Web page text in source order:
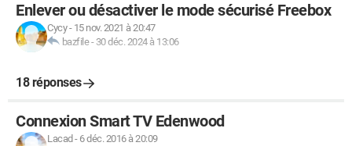
Enlever ou désactiver le mode sécurisé Freebox
Cycy- 15 nov. 2021 à 20:47
bazfile- 30 déc. 2024 à 13:06
18 réponses
Connexion Smart TV Edenwood
Lacad - 6 déc. 2016 à 20:09